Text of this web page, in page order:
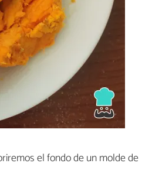
el fondo de un molde de